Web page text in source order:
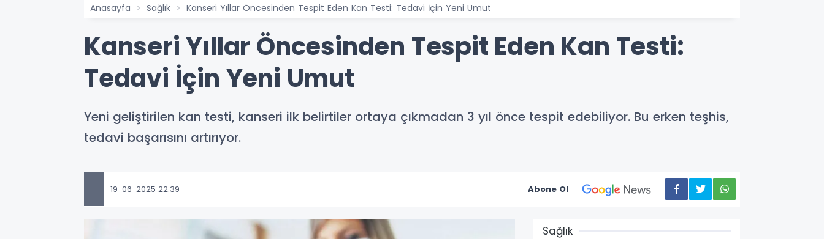
Anasayfa Sağlık Kanseri Yıllar Öncesinden Tespit Eden Kan Testi: Tedavi İçin Yeni Umut
Kanseri Yıllar Öncesinden Tespit Eden Kan Testi:
Tedavi İçin Yeni Umut
Yeni geliştirilen kan testi, kanseri ilk belirtiler ortaya çıkmadan 3 yıl önce tespit edebiliyor. Bu erken teşhis,
tedavi başarısını artırıyor.
19-06-2025 22:39 Abone Ol
Sağlık